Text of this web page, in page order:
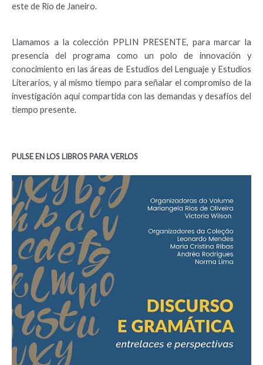
este de Río de Janeiro.
Llamamos a la colección PPLIN PRESENTE, para marcar la
presencia del programa como un polo de innovación y
conocimiento en las áreas de Estudios del Lenguaje y Estudios
Literarios, y al mismo tiempo para señalar el compromiso de la
investigación aquí compartida con las demandas y desafíos del
tiempo presente.
PULSE EN LOS LIBROS PARA VERLOS